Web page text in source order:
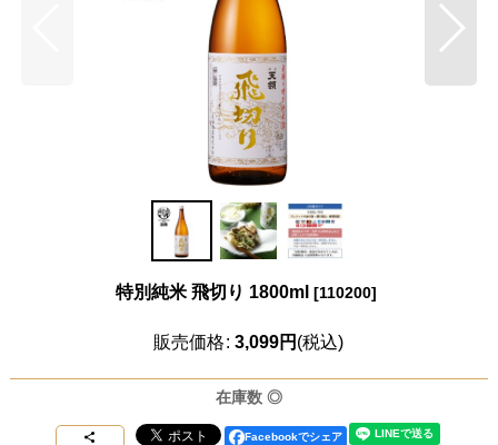
特別純米 飛切り 1800ml [110200]
販売価格: 3,099円 (税込)
在庫数 ◎
Facebookでシェア